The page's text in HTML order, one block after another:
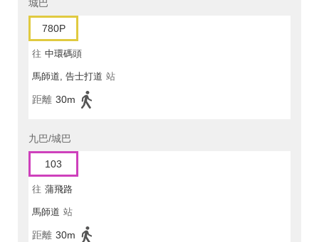
城巴
780P
往 中環碼頭
馬師道, 告士打道 站
距離 30m
九巴/城巴
103
往 蒲飛路
馬師道 站
距離 30m